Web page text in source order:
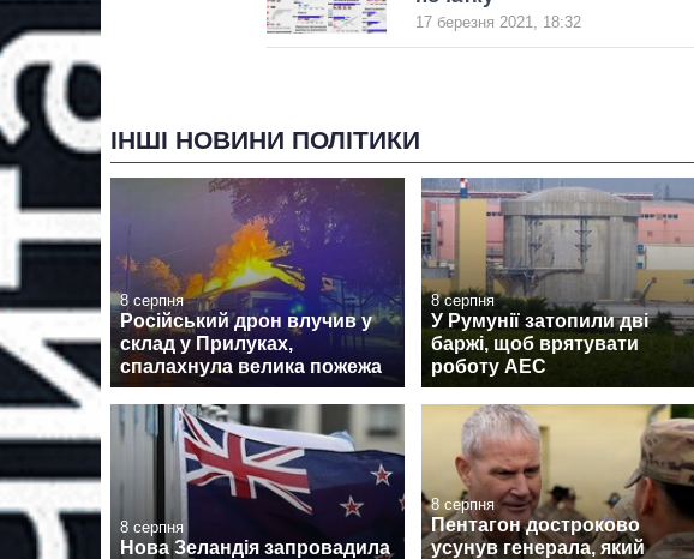
17 березня 2021, 18:32
ІНШІ НОВИНИ ПОЛІТИКИ
8 серпня
Російський дрон влучив у
склад у Прилуках,
спалахнула велика пожежа
8 серпня
У Румунії затопили дві
баржі, щоб врятувати
роботу АЕС
8 серпня
Нова Зеландія запровадила
8 серпня
Пентагон достроково
усунув генерала, який